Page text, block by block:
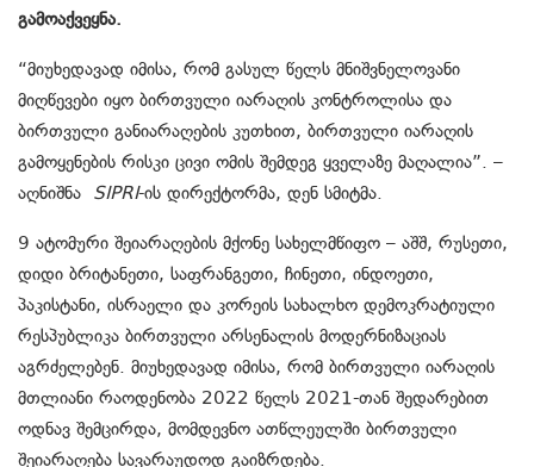
გამოაქვეყნა.
“მიუხედავად იმისა, რომ გასულ წელს მნიშვნელოვანი
მიღწევები იყო ბირთვული იარაღის კონტროლისა და
ბირთვული განიარაღების კუთხით, ბირთვული იარაღის
გამოყენების რისკი ცივი ომის შემდეგ ყველაზე მაღალია”. –
აღნიშნა SIPRI-ის დირექტორმა, დენ სმიტმა.
9 ატომური შეიარაღების მქონე სახელმწიფო – აშშ, რუსეთი,
დიდი ბრიტანეთი, საფრანგეთი, ჩინეთი, ინდოეთი,
პაკისტანი, ისრაელი და კორეის სახალხო დემოკრატიული
რესპუბლიკა ბირთვული არსენალის მოდერნიზაციას
აგრძელებენ. მიუხედავად იმისა, რომ ბირთვული იარაღის
მთლიანი რაოდენობა 2022 წელს 2021-თან შედარებით
ოდნავ შემცირდა, მომდევნო ათწლეულში ბირთვული
შეიარაღება სავარაუდოდ გაიზრდება.